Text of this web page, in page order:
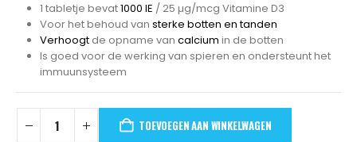
1 tabletje bevat1000 IE / 25 µg/mcg Vitamine D3
Voor het behoud van sterke botten en tanden
Verhoogtde opname van calcium in de botten
Is goed voor de werking van spieren en ondersteunt het
immuunsysteem
TOEVOEGEN AAN WINKELWAGEN